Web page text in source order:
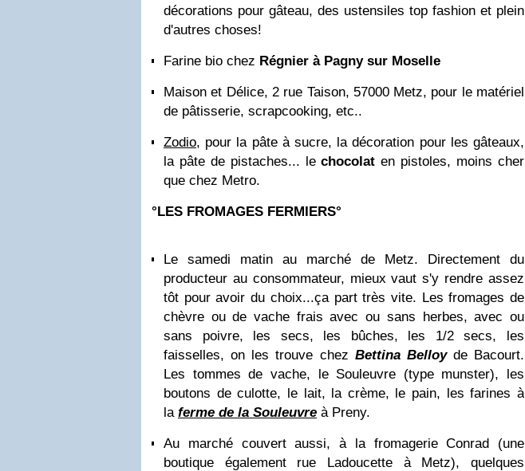
décorations pour gâteau, des ustensiles top fashion et plein
d'autres choses!
Farine bio chez Régnier à Pagny sur Moselle
Maison et Délice, 2 rue Taison, 57000 Metz, pour le matériel
de pâtisserie, scrapcooking, etc..
Zodio, pour la pâte à sucre, la décoration pour les gâteaux,
la pâte de pistaches... lechocolat en pistoles, moins cher
que chez Metro.
°LES FROMAGES FERMIERS°
Le samedi matin au marché de Metz. Directement du
producteur au consommateur, mieux vaut s'y rendre assez
tôt pour avoir du choix...ça part très vite. Les fromages de
chèvre ou de vache frais avec ou sans herbes, avec ou
sans poivre, les secs, les bûches, les 1/2 secs, les
faisselles, on les trouve chez Bettina Belloy de Bacourt.
Les tommes de vache, le Souleuvre (type munster), les
boutons de culotte, le lait, la crème, le pain, les farines à
la ferme de la Souleuvre à Preny.
Au marché couvert aussi, à la fromagerie Conrad (une
boutique également rue Ladoucette à Metz), quelques